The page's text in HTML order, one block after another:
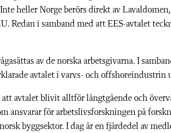
heller Norge berörs direkt av
Redan i samband med att EES-avtalet
av de norska arbetsgivarna. I
avtalet i varvs- och offshoreindustrin
avtalet blivit alltför långtgående och
ansvarar för arbetslivsforskningen på
byggsektor. I dag är en fjärdedel av